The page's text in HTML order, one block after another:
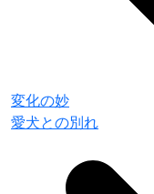
変化の妙
愛犬との別れ